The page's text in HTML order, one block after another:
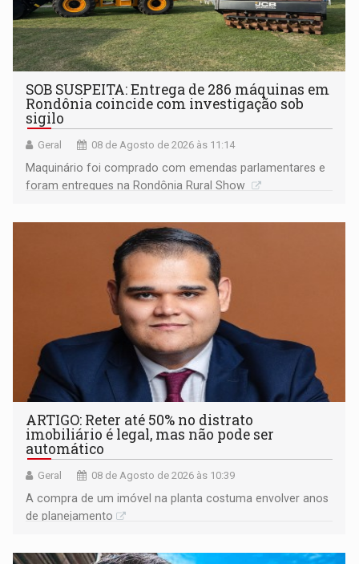
SOB SUSPEITA: Entrega de 286 máquinas em
Rondônia coincide com investigação sob
sigilo
Geral 08 de Agosto de 2026 às 11:14
Maquinário foi comprado com emendas parlamentares e
foram entregues na Rondônia Rural Show
ARTIGO: Reter até 50% no distrato
imobiliário é legal, mas não pode ser
automático
Geral 08 de Agosto de 2026 às 10:39
A compra de um imóvel na planta costuma envolver anos
de planejamento